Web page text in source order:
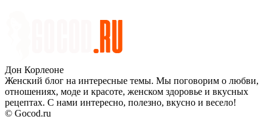
Дон Корлеоне
Женский блог на интересные темы. Мы поговорим о любви,
отношениях, моде и красоте, женском здоровье и вкусных
рецептах. С нами интересно, полезно, вкусно и весело!
© Gocod.ru